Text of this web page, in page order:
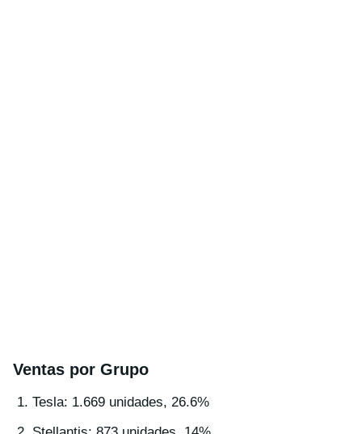
Ventas por Grupo
Tesla: 1.669 unidades, 26.6%